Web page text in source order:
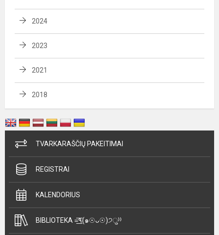
2024
2023
2021
2018
TVARKARAŠČIŲ PAKEITIMAI
REGISTRAI
KALENDORIUS
BIBLIOTEKA =͟͟͞͞٩(๑☉ᴗ☉)੭ु⁾⁾